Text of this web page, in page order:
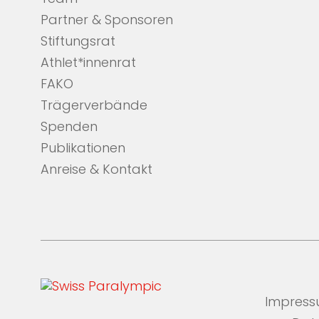
Partner & Sponsoren
Stiftungsrat
Athlet*innenrat
FAKO
Trägerverbände
Spenden
Publikationen
Anreise & Kontakt